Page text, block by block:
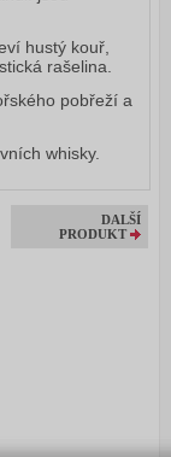
hustý kouř,
rašelina.
pobřeží a
whisky.
DALŠÍ
PRODUKT